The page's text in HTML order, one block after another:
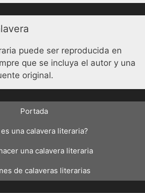
puede ser reproducida en
que se incluya el autor y una
original.
Portada
es una calavera literaria?
una calavera literaria
de calaveras literarias